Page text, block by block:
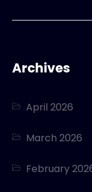
Archives
April 2026
March 2026
February